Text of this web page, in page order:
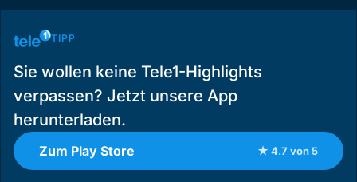
TIPP
Sie wollen keine Tele1-Highlights
verpassen? Jetzt unsere App
herunterladen.
Zum Play Store ★ 4.7 von 5